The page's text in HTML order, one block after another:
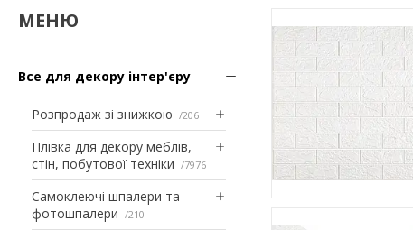
Все для декору інтер'єру
Розпродаж зі знижкою 206
Плівка для декору меблів,
стін, побутової техніки
7976
Самоклеючі шпалери та
фотошпалери
210